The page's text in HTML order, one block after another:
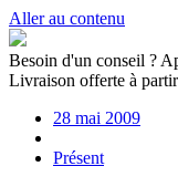
Aller au contenu
Besoin d'un conseil ?
Livraison offerte à
28 mai 2009
Présent